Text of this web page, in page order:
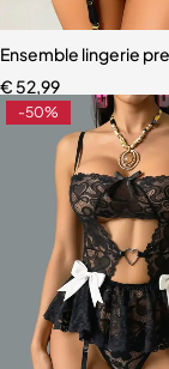
Ensemble lingerie
€ 52,99
-50%